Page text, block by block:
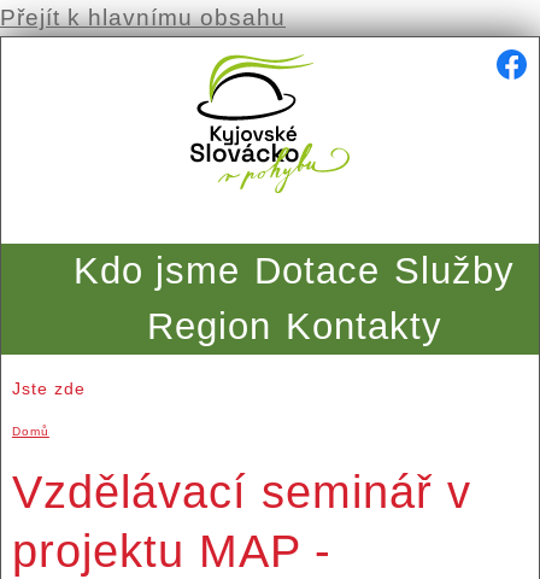
Přejít k hlavnímu obsahu
Kdo jsme Dotace Služby
Region Kontakty
Jste zde
Domů
Vzdělávací seminář v
projektu MAP -